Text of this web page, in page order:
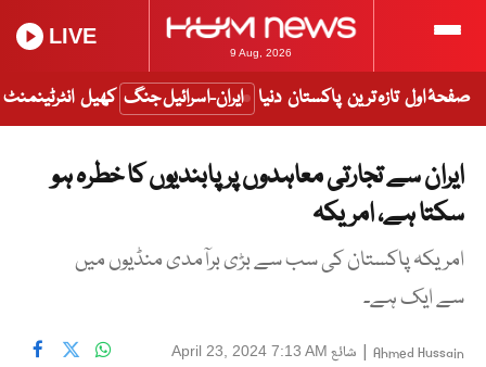
9 Aug, 2026
LIVE
صفحۂ اول تازہ ترین پاکستان دنیا ایران-اسرائیل جنگ کھیل انٹرٹینمنٹ
ایران سے تجارتی معاہدوں پر پابندیوں کا خطرہ ہو
سکتا ہے، امریکہ
امریکہ پاکستان کی سب سے بڑی برآمدی منڈیوں میں
سے ایک ہے۔
Ahmed Hussain
| شائع April 23, 2024 7:13 AM